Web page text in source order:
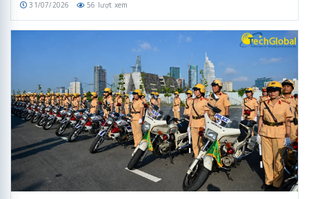
31/07/2026 56 lượt xem